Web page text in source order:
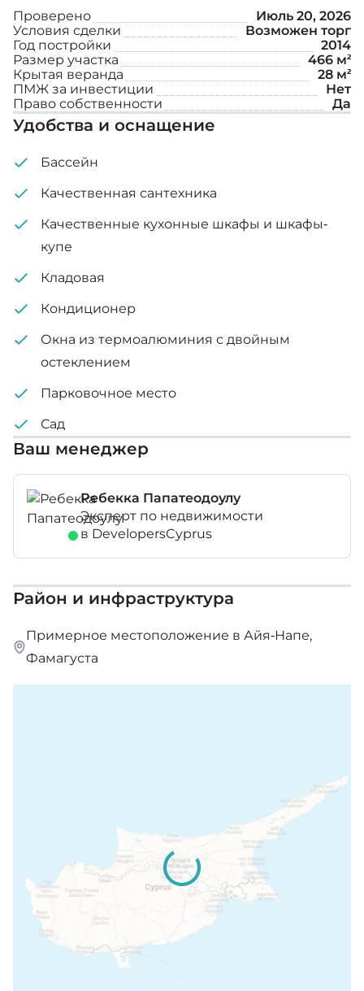
обеспечивающей комфорт и уединение.
Дополнительная ванная комната обслуживает
вторую спальню и гостей.
Дополнительные функции:
Солнечные панели
Внутренняя площадь: 81 м²
Площадь участка: 466 м²
Проверено
Июль 20, 2026
Условия сделки
Возможен торг
Год постройки
2014
Размер участка
466 м²
Крытая веранда
28 м²
ПМЖ за инвестиции
Нет
Право собственности
Да
Удобства и оснащение
Бассейн
Качественная сантехника
Качественные кухонные шкафы и шкафы-
купе
Кладовая
Кондиционер
Окна из термоалюминия с двойным
остеклением
Парковочное место
Сад
Ваш менеджер
Ребекка Папатеодоулу
Эксперт по недвижимости
в DevelopersCyprus
Район и инфраструктура
Примерное местоположение в Айя-Напе,
Фамагуста